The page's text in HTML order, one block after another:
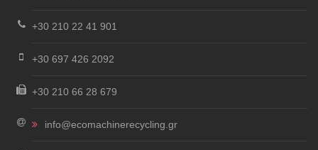
+30 210 22 41 901
+30 697 426 2092
+30 210 66 28 679
info@ecomachinerecycling.gr